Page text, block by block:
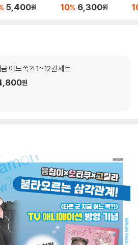
5,400원 10% 6,300원
어느 쪽?! 1~12권 세트
원